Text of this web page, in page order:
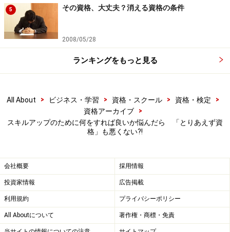
5 その資格、大丈夫？消える資格の条件
2008/05/28
ランキングをもっと見る
All About > ビジネス・学習 > 資格・スクール > 資格・検定
>
資格アーカイブ
>
スキルアップのために何をすれば良いか悩んだら 「とりあえず資
格」も悪くない?!
会社概要 採用情報
投資家情報 広告掲載
利用規約 プライバシーポリシー
All Aboutについて 著作権・商標・免責